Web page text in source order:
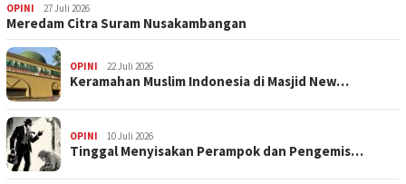
OPINI 27 Juli 2026
Meredam Citra Suram Nusakambangan
OPINI 22 Juli 2026
Keramahan Muslim Indonesia di Masjid New…
OPINI 10 Juli 2026
Tinggal Menyisakan Perampok dan Pengemis…